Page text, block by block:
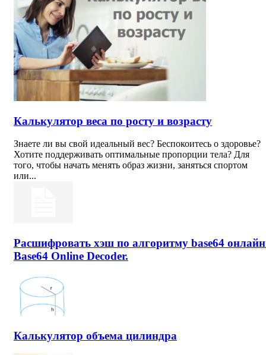
Калькулятор веса по росту и возрасту
Знаете ли вы свой идеальный вес? Беспокоитесь о здоровье?
Хотите поддерживать оптимальные пропорции тела? Для
того, чтобы начать менять образ жизни, заняться спортом
или...
Расшифровать хэш по алгоритму base64
Base64 Online Decoder.
Калькулятор объема цилиндра